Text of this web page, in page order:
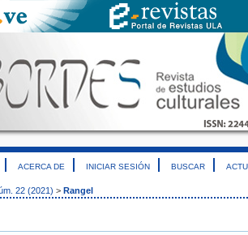
ACERCA DE INICIAR SESIÓN BUSCAR
22 (2021) > Rangel